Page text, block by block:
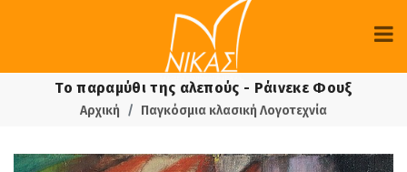
Το παραμύθι της αλεπούς - Ράινεκε Φουξ
Αρχική Παγκόσμια κλασική Λογοτεχνία